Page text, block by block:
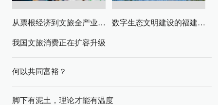
从票根经济到文旅全产业链升级 数字生态文明建设的福建路径与启示
我国文旅消费正在扩容升级
何以共同富裕？
脚下有泥土，理论才能有温度